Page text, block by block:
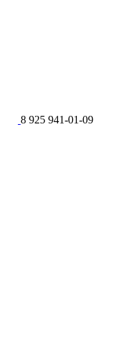
8 925 941-01-09